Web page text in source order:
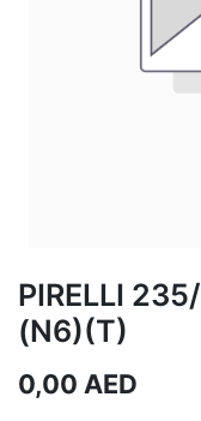
PIRELLI
(N6)(T)
0,00 AED